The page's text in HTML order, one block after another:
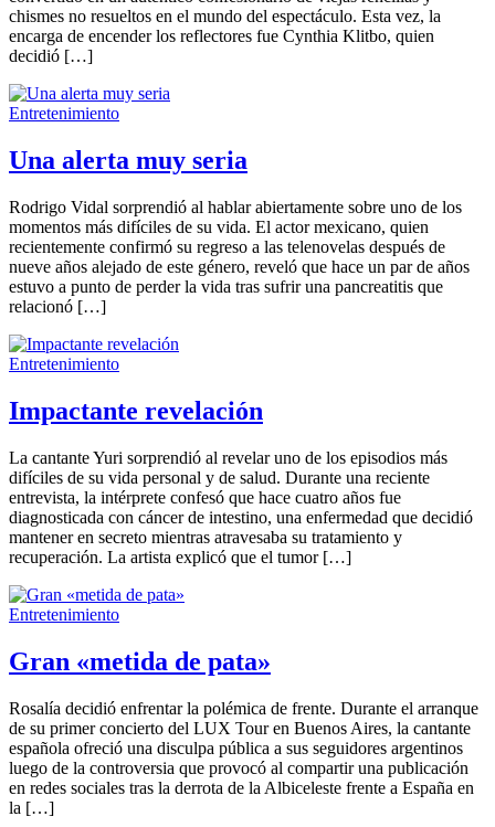
chismes no resueltos en el mundo del espectáculo. Esta vez, la
encarga de encender los reflectores fue Cynthia Klitbo, quien
decidió […]
Entretenimiento
Una alerta muy seria
Rodrigo Vidal sorprendió al hablar abiertamente sobre uno de los
momentos más difíciles de su vida. El actor mexicano, quien
recientemente confirmó su regreso a las telenovelas después de
nueve años alejado de este género, reveló que hace un par de años
estuvo a punto de perder la vida tras sufrir una pancreatitis que
relacionó […]
Entretenimiento
Impactante revelación
La cantante Yuri sorprendió al revelar uno de los episodios más
difíciles de su vida personal y de salud. Durante una reciente
entrevista, la intérprete confesó que hace cuatro años fue
diagnosticada con cáncer de intestino, una enfermedad que decidió
mantener en secreto mientras atravesaba su tratamiento y
recuperación. La artista explicó que el tumor […]
Entretenimiento
Gran «metida de pata»
Rosalía decidió enfrentar la polémica de frente. Durante el arranque
de su primer concierto del LUX Tour en Buenos Aires, la cantante
española ofreció una disculpa pública a sus seguidores argentinos
luego de la controversia que provocó al compartir una publicación
en redes sociales tras la derrota de la Albiceleste frente a España en
la […]